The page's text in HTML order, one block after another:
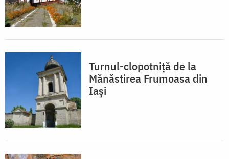
Turnul-clopotniță de la
Mănăstirea Frumoasa din
Iași